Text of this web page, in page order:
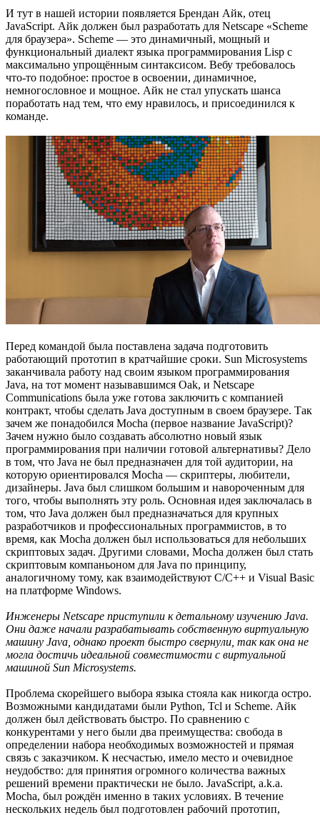
И тут в нашей истории появляется Брендан Айк, отец
JavaScript. Айк должен был разработать для Netscape «Scheme
для браузера». Scheme — это динамичный, мощный и
функциональный диалект языка программирования Lisp с
максимально упрощённым синтаксисом. Вебу требовалось
что-то подобное: простое в освоении, динамичное,
немногословное и мощное. Айк не стал упускать шанса
поработать над тем, что ему нравилось, и присоединился к
команде.
Перед командой была поставлена задача подготовить
работающий прототип в кратчайшие сроки. Sun Microsystems
заканчивала работу над своим языком программирования
Java, на тот момент называвшимся Oak, и Netscape
Communications была уже готова заключить с компанией
контракт, чтобы сделать Java доступным в своем браузере. Так
зачем же понадобился Mocha (первое название JavaScript)?
Зачем нужно было создавать абсолютно новый язык
программирования при наличии готовой альтернативы? Дело
в том, что Java не был предназначен для той аудитории, на
которую ориентировался Mocha — скриптеры, любители,
дизайнеры. Java был слишком большим и навороченным для
того, чтобы выполнять эту роль. Основная идея заключалась в
том, что Java должен был предназначаться для крупных
разработчиков и профессиональных программистов, в то
время, как Mocha должен был использоваться для небольших
скриптовых задач. Другими словами, Mocha должен был стать
скриптовым компаньоном для Java по принципу,
аналогичному тому, как взаимодействуют C/C++ и Visual Basic
на платформе Windows.
Инженеры Netscape приступили к детальному изучению Java.
Они даже начали разрабатывать собственную виртуальную
машину Java, однако проект быстро свернули, так как она не
могла достичь идеальной совместимости с виртуальной
машиной Sun Microsystems.
Проблема скорейшего выбора языка стояла как никогда остро.
Возможными кандидатами были Python, Tcl и Scheme. Айк
должен был действовать быстро. По сравнению с
конкурентами у него были два преимущества: свобода в
определении набора необходимых возможностей и прямая
связь с заказчиком. К несчастью, имело место и очевидное
неудобство: для принятия огромного количества важных
решений времени практически не было. JavaScript, a.k.a.
Mocha, был рождён именно в таких условиях. В течение
нескольких недель был подготовлен рабочий прототип,